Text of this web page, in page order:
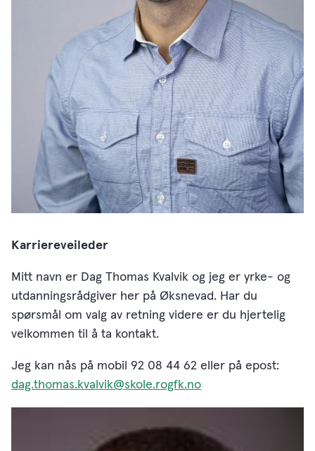
Karriereveileder
Mitt navn er Dag Thomas Kvalvik og jeg er yrke- og
utdanningsrådgiver her på Øksnevad. Har du
spørsmål om valg av retning videre er du hjertelig
velkommen til å ta kontakt.
Jeg kan nås på mobil 92 08 44 62 eller på epost:
dag.thomas.kvalvik@skole.rogfk.no